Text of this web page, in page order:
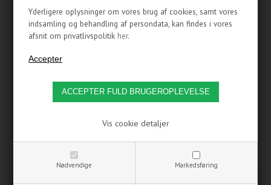
Yderligere oplysninger om vores brug af cookies, samt vores
indsamling og behandling af persondata, kan findes i vores
afsnit om privatlivspolitik her.
Nødvendige Markedsføring
Vis cookie detaljer
Alphacool NexXxoS XT45 Full
Copper 180mm dual radiator fra
dimensioner til radiatorer.
999,00 DKK
PÅ LAGER
Magicools slim radiator, med
kun 35 mm tykkelse er denne
overalt.
679,95 DKK
IKKE PÅ LAGER